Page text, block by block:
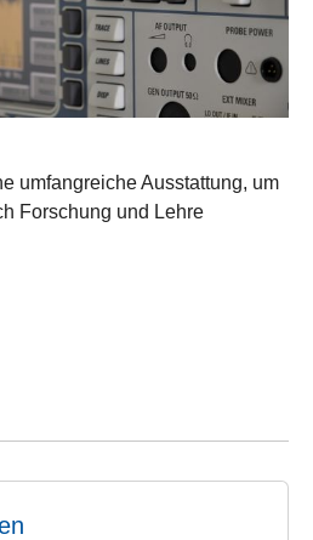
umfangreiche Ausstattung, um
Forschung und Lehre